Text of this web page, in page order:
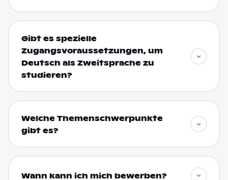
Gibt es spezielle
Zugangsvoraussetzungen, um
Deutsch als Zweitsprache zu
studieren?
Welche Themenschwerpunkte
gibt es?
Wann kann ich mich bewerben?